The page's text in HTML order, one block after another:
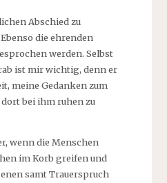
Abschied zu
die ehrenden
werden. Selbst
ist mir wichtig, denn er
meine Gedanken zum
bei ihm ruhen zu
wenn die Menschen
im Korb greifen und
samt Trauerspruch